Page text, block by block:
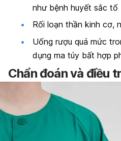
như bệnh huyết sắc tố
Rối loạn thần kinh cơ,
Uống rượu quá mức
dụng ma túy bất hợp
Chẩn đoán và điều